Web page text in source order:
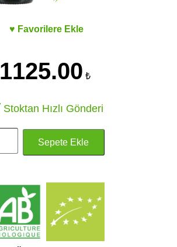
♥ Favorilere Ekle
1125.00 ₺
Stoktan Hızlı Gönderi